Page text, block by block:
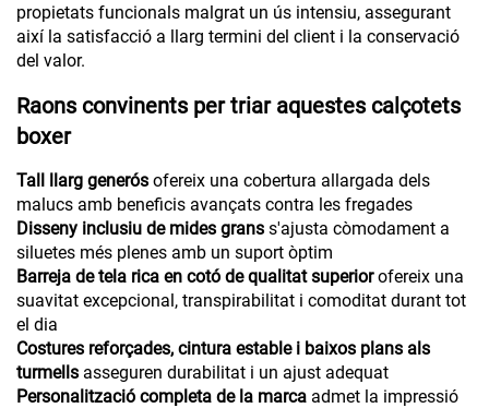
propietats funcionals malgrat un ús intensiu, assegurant
així la satisfacció a llarg termini del client i la conservació
del valor.
Raons convinents per triar aquestes calçotets
boxer
Tall llarg generós ofereix una cobertura allargada dels
malucs amb beneficis avançats contra les fregades
Disseny inclusiu de mides grans s'ajusta còmodament a
siluetes més plenes amb un suport òptim
Barreja de tela rica en cotó de qualitat superiorofereix una
suavitat excepcional, transpirabilitat i comoditat durant tot
el dia
Costures reforçades, cintura estable i baixos plans als
turmells asseguren durabilitat i un ajust adequat
Personalització completa de la marca admet la impressió